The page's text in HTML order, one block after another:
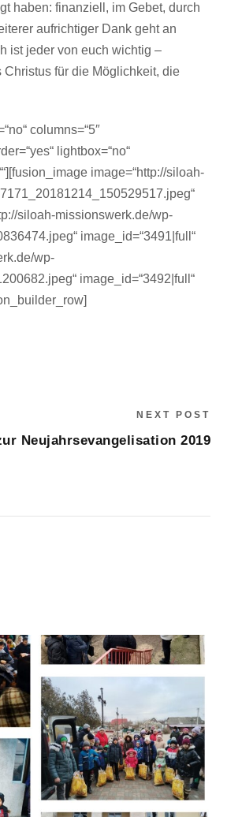
haben: finanziell, im Gebet, durch
aufrichtiger Dank geht an
ist jeder von euch wichtig –
für die Möglichkeit, die
columns=“5″
lightbox=“no“
image=“http://siloah-
siloah-missionswerk.de/wp-
image_id=“3491|full“
wp-
image_id=“3492|full“
NEXT POST
Neujahrsevangelisation 2019